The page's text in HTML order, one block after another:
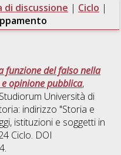
di discussione | Ciclo |
funzione del falso nella
opinione pubblica,
Università di
indirizzo "Storia e
istituzioni e soggetti in
Ciclo. DOI